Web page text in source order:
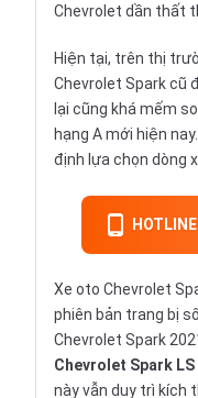
Chevrolet dần thất
Hiện tại, trên thị
Chevrolet Spark cũ
lại cũng khá mếm
hạng A mới hiện
định lựa chọn dòng
Xe oto Chevrolet
phiên bản trang bị
Chevrolet Spark
Chevrolet Spark LS
này vẫn duy trì kích